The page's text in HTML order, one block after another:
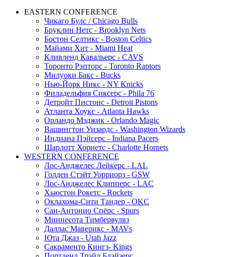
EASTERN CONFERENCE
Чикаго Булс / Chicago Bulls
Бруклин Нетс - Brooklyn Nets
Бостон Селтикс - Boston Celtics
Майами Хит - Miami Heat
Кливленд Кавальерс - CAVS
Торонто Рэпторс - Toronto Raptors
Милуоки Бакс - Bucks
Нью-Йорк Никс - NY Knicks
Филадельфия Сиксерс - Phila 76
Детройт Пистонс - Detroit Pistons
Атланта Хоукс - Atlanta Hawks
Орландо Мэджик - Orlando Magic
Вашингтон Уизардс - Washington Wizards
Индиана Пэйсерс - Indiana Pacers
Шарлотт Хорнетс - Charlotte Hornets
WESTERN CONFERENCE
Лос-Анджелес Лейкерс - LAL
Голден Стэйт Уорриорз - GSW
Лос-Анджелес Клипперс - LAC
Хьюстон Рокетс - Rockets
Оклахома-Сити Тандер - OKC
Сан-Антонио Спёрс - Spurs
Миннесота Тимбервулвз
Даллас Маверикс - MAVs
Юта Джаз - Utah Jazz
Сакраменто Кингз- Kings